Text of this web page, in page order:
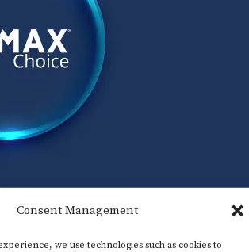
Consent Management
we use technologies such as cookies to